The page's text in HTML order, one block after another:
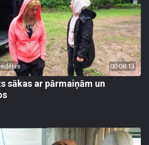
00:08:13
sākas ar pārmaiņām un